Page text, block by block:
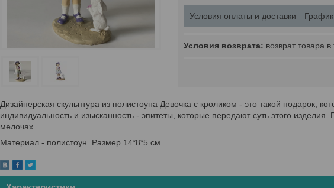
Условия оплаты и доставки
возврат товара
Дизайнерская скульптура из полистоуна Девочка с кроликом - это такой подарок,
индивидуальность и изысканность - эпитеты, которые передают суть этого
мелочах.
Материал - полистоун. Размер 14*8*5 см.